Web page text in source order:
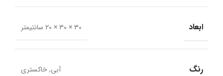
ابعاد ۳۰ × ۳۰ × ۲۰ سانتیمتر
رنگ آبی, خاکستری